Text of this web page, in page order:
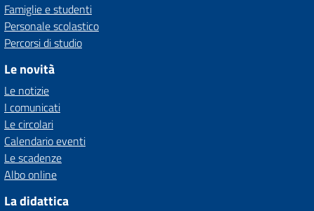
Famiglie e studenti
Personale scolastico
Percorsi di studio
Le novità
Le notizie
I comunicati
Le circolari
Calendario eventi
Le scadenze
Albo online
La didattica